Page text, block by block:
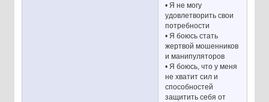
• Я не могу
удовлетворить свои
потребности
• Я боюсь стать
жертвой мошенников
и манипуляторов
• Я боюсь, что у меня
не хватит сил и
способностей
защитить себя от